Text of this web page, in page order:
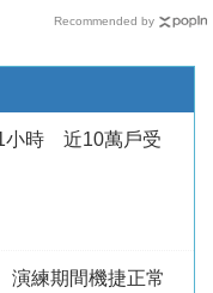
Recommended by
小時 近10萬戶受
練期間機捷正常